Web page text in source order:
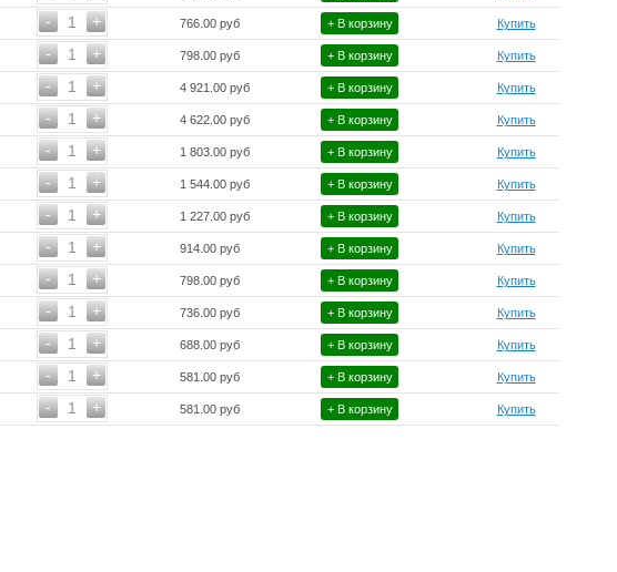
+
- 1 766.00 руб + В корзину Купить
+
- 1 798.00 руб + В корзину Купить
+
- 1 4 921.00 руб + В корзину Купить
+
- 1 4 622.00 руб + В корзину Купить
+
- 1 1 803.00 руб + В корзину Купить
+
- 1 1 544.00 руб + В корзину Купить
+
- 1 1 227.00 руб + В корзину Купить
+
- 1 914.00 руб + В корзину Купить
+
- 1 798.00 руб + В корзину Купить
+
- 1 736.00 руб + В корзину Купить
+
- 1 688.00 руб + В корзину Купить
+
- 1 581.00 руб + В корзину Купить
+
- 1 581.00 руб + В корзину Купить